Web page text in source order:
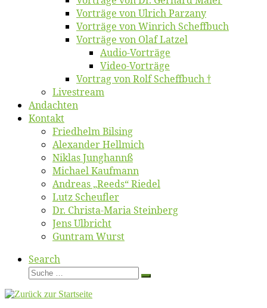
Vor­trä­ge von Ul­rich Parzany
Vor­trä­ge von Win­rich Scheffbuch
Vor­trä­ge von Olaf Latzel
Au­dio-Vor­trä­ge
Vi­deo-Vor­trä­ge
Vor­trag von Rolf Scheffbuch †
Live­stream
An­dach­ten
Kon­takt
Fried­helm Bilsing
Alex­an­der Hellmich
Ni­klas Junghannß
Mi­cha­el Kaufmann
An­dre­as „Reeds“ Riedel
Lutz Scheuf­ler
Dr. Chris­­ta-Ma­ria Steinberg
Jens Ulb­richt
Gun­tram Wurst
Search
Suche
Suche